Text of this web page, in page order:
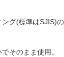
グ(標準はSJIS)
そのまま使用。